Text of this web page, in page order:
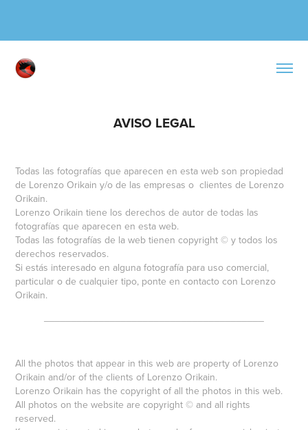
AVISO LEGAL
Todas las fotografías que aparecen en esta web son propiedad
de Lorenzo Orikain y/o de las empresas o clientes de Lorenzo
Orikain.
Lorenzo Orikain tiene los derechos de autor de todas las
fotografías que aparecen en esta web.
Todas las fotografías de la web tienen copyright © y todos los
derechos reservados.
Si estás interesado en alguna fotografía para uso comercial,
particular o de cualquier tipo, ponte en contacto con Lorenzo
Orikain.
All the photos that appear in this web are property of Lorenzo
Orikain and/or of the clients of Lorenzo Orikain.
Lorenzo Orikain has the copyright of all the photos in this web.
All photos on the website are copyright © and all rights
reserved.